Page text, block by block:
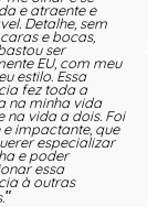
e atraente e
Detalhe, sem
e bocas,
ser
EU, com meu
estilo. Essa
fez toda a
na minha vida
na vida a dois. Foi
impactante, que
especializar
e poder
essa
à outras